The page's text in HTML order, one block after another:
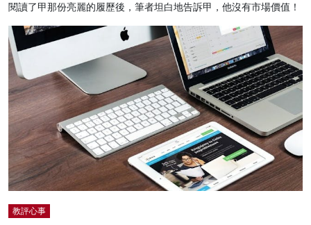
閱讀了甲那份亮麗的履歷後，筆者坦白地告訴甲，他沒有市場價值！
教評心事